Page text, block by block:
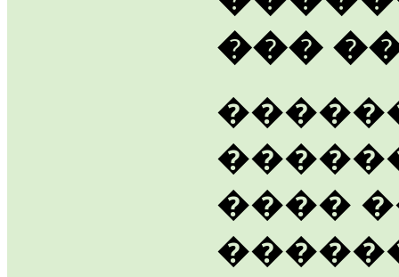
���
����